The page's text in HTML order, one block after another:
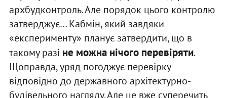
архбудконтроль. Але порядок цього контролю
затверджує… Кабмін, який завдяки
«експерименту» планує затвердити, що в
такому разі не можна нічого перевіряти.
Щоправда, уряд погоджує перевірку
відповідно до державного архітектурно-
будівельного нагляду. Але це вже суперечить